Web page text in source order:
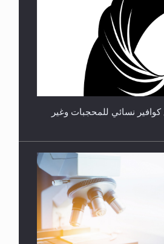
وساوس المعارضين ...**...
نسائي للمحجبات وغير